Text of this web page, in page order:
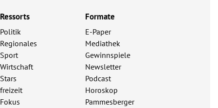
Ressorts
Politik
Regionales
Sport
Wirtschaft
Stars
freizeit
Fokus
Formate
E-Paper
Mediathek
Gewinnspiele
Newsletter
Podcast
Horoskop
Pammesberger